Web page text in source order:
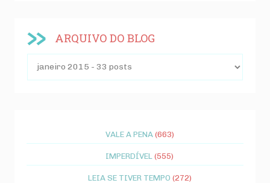
ARQUIVO DO BLOG
VALE A PENA (663)
IMPERDÍVEL (555)
LEIA SE TIVER TEMPO (272)